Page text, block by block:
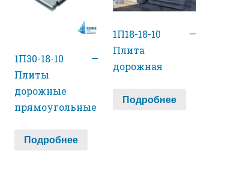
1П30-18-10 —
Плиты
дорожные
прямоугольные
Подробнее
1П18-18-10 —
Плита
дорожная
Подробнее